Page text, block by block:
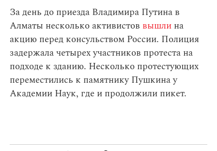
За день до приезда Владимира Путина в
Алматы несколько активистов вышли на
акцию перед консульством России. Полиция
задержала четырех участников протеста на
подходе к зданию. Несколько протестующих
переместились к памятнику Пушкина у
Академии Наук, где и продолжили пикет.